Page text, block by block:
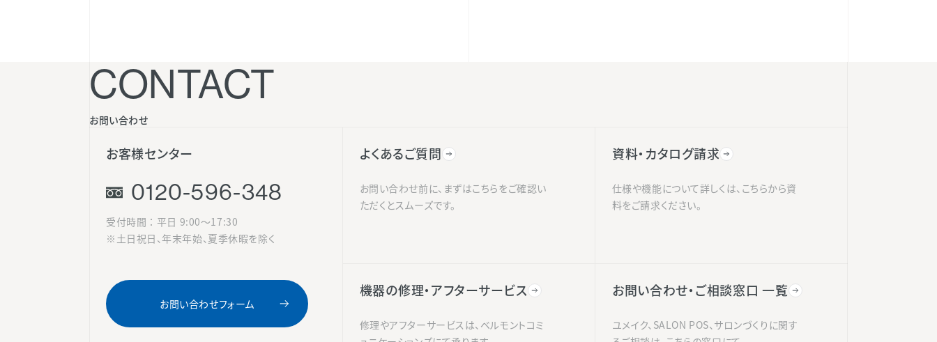
CONTACT
お問い合わせ
よくあるご質問
お問い合わせ前に、まずはこちらをご確認い
ただくとスムーズです。
資料・カタログ請求
仕様や機能について詳しくは、こちらから資
料をご請求ください。
機器の修理・アフターサービス
修理やアフターサービスは、ベルモントコミ
お問い合わせ・ご相談窓口 一覧
ユメイク、SALON POS、サロンづくりに関す
お客様センター
0120-596-348
受付時間 ： 平日 9:00〜17:30
※土日祝日、年末年始、夏季休暇を除く
お問い合わせフォーム